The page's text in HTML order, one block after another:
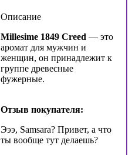
Описание
Millesime 1849 Creed — это
аромат для мужчин и
женщин, он принадлежит к
группе древесные
фужерные.
Отзыв покупателя:
Эээ, Samsara? Привет, а что
ты вообще тут делаешь?